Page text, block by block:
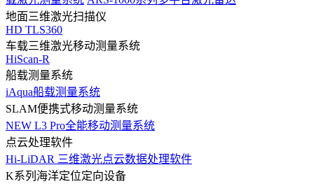
地面三维激光扫描仪
HD TLS360
车载三维激光移动测量系统
HiScan-R
船载测量系统
iAqua船载测量系统
SLAM便携式移动测量系统
NEW L3 Pro全能移动测量系统
点云处理软件
Hi-LiDAR 三维激光点云数据处理软件
K系列海洋定位定向设备